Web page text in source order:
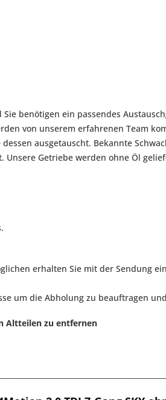
benötigen ein passendes
von unserem erfahrenen Team
ausgetauscht. Bekannte
Getriebe werden ohne Öl
erhalten Sie mit der Sendung
um die Abholung zu beauftragen
Altteilen zu entfernen